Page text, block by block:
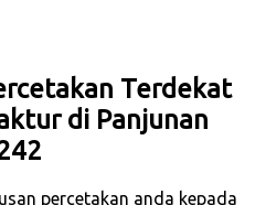
Terdekat
di Panjunan
percetakan anda kepada